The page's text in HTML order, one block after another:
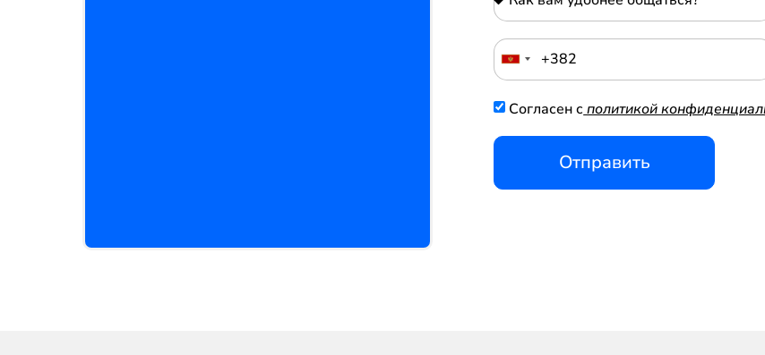
Согласен с политикой
Отправить